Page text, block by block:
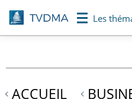
Aller
au
contenu
Les
ACCUEIL